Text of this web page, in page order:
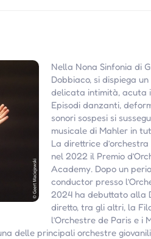
Nella Nona Sinfonia di
Dobbiaco, si dispiega
delicata intimità, acuta
Episodi danzanti,
sonori sospesi si
musicale di Mahler in
La direttrice
nel 2022 il Premio
Academy. Dopo un
conductor presso
2024 ha debuttato alla
diretto, tra gli altri, la
l’Orchestre de Paris e i
delle principali orchestre